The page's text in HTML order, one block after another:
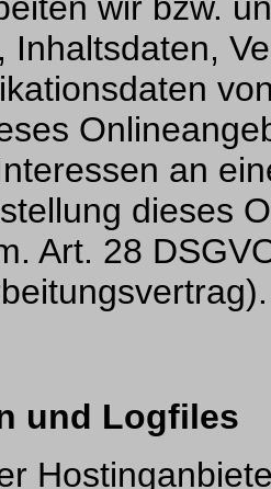
Inhaltsdaten,
an
dieses
Art. 28
und Logfiles